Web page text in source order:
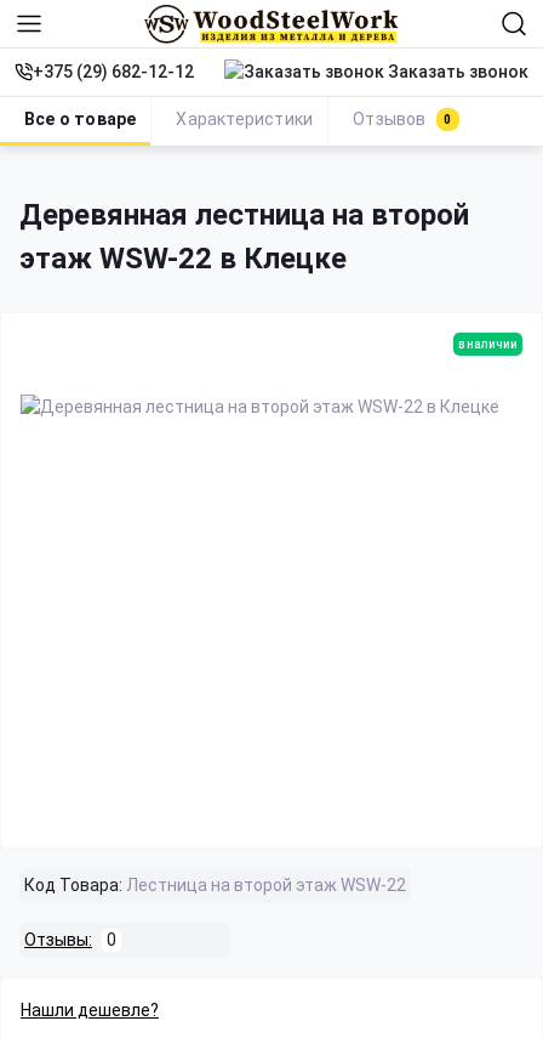
+375 (29) 682-12-12 Заказать звонок
Лестницы на второй этаж Деревянная лестница на
Деревянная лестница на второй
этаж WSW-22 в Клецке
Все о товаре Характеристики Отзывов 0
в наличии
Код Товара: Лестница на второй этаж WSW-22
Отзывы: 0
Нашли дешевле?